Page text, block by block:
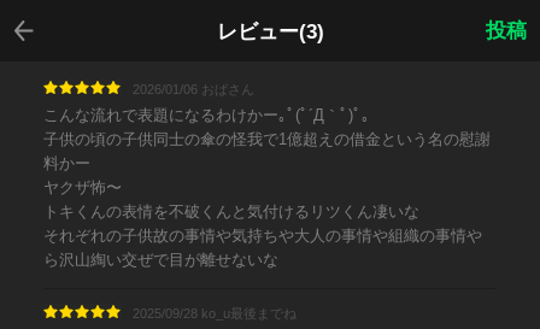
レビュー(3)
戻る
投稿
2026/01/06 おばさん
こんな流れで表題になるわけかー｡ﾟ(ﾟ´Д｀ﾟ)ﾟ｡
子供の頃の子供同士の傘の怪我で1億超えの借金という名の慰謝
料かー
ヤクザ怖〜
トキくんの表情を不破くんと気付けるリツくん凄いな
それぞれの子供故の事情や気持ちや大人の事情や組織の事情や
ら沢山綯い交ぜで目が離せないな
2025/09/28 ko_u最後までね